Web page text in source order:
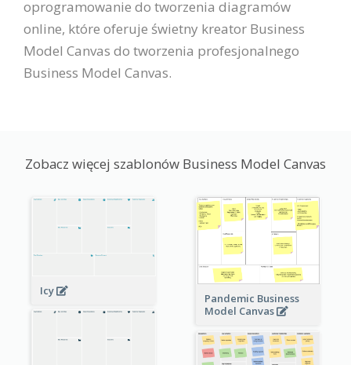
oprogramowanie do tworzenia diagramów
online, które oferuje świetny kreator Business
Model Canvas do tworzenia profesjonalnego
Business Model Canvas.
Zobacz więcej szablonów Business Model Canvas
Icy
Pandemic Business
Model Canvas